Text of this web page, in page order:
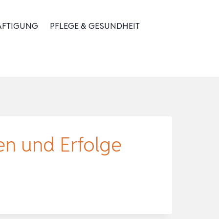
PFLEGE & GESUNDHEIT
und Erfolge